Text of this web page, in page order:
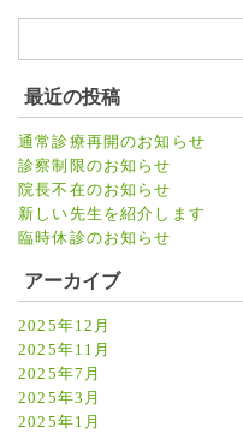
最近の投稿
通常診療再開のお知らせ
診察制限のお知らせ
院長不在のお知らせ
新しい先生を紹介します
臨時休診のお知らせ
アーカイブ
2025年12月
2025年11月
2025年7月
2025年3月
2025年1月